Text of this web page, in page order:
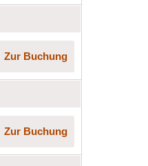
Zur Buchung
Zur Buchung